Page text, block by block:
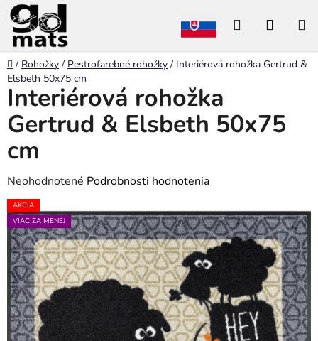
Prejsť
na
obsah
Hľadať
Domov
/ Rohožky / Pestrofarebné rohožky / Interiérová rohožka Gertrud &
Elsbeth 50x75 cm
Interiérová rohožka
Gertrud & Elsbeth 50x75
cm
Priemerné
hodnotenie
produktu
je
0,0
z
5
hviezdičiek.
Neohodnotené Podrobnosti hodnotenia
AKCIA
VIAC ZA MENEJ